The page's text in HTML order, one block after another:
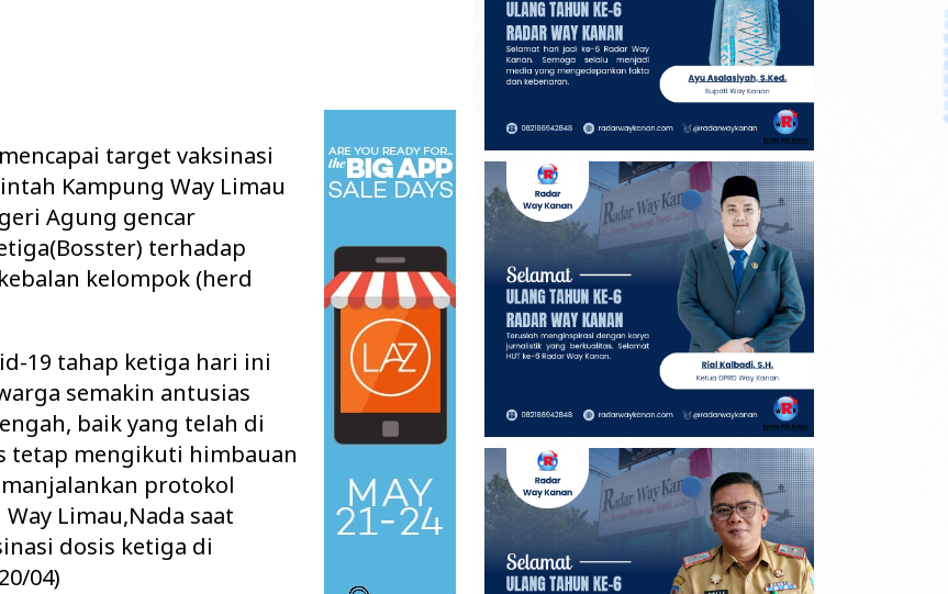
target vaksinasi
Kampung Way Limau
Agung gencar
terhadap
kelompok (herd
19 tahap ketiga hari ini
semakin antusias
baik yang telah di
tetap mengikuti himbauan
protokol
Limau,Nada saat
dosis ketiga di
04)